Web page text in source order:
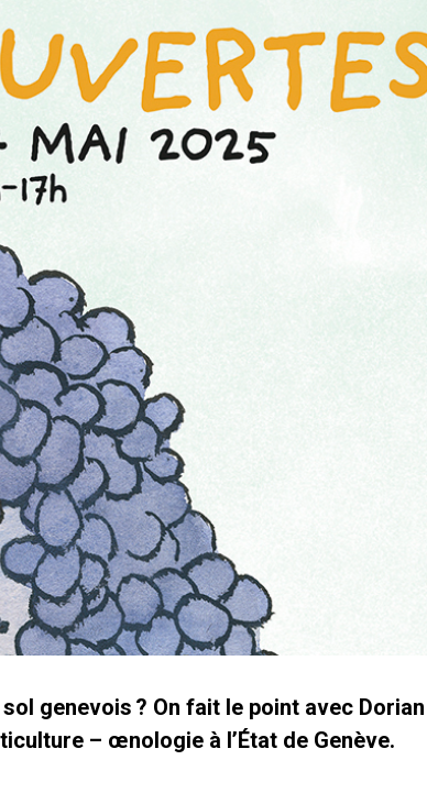
genevois ? On fait le point avec Dorian
– œnologie à l’État de Genève.